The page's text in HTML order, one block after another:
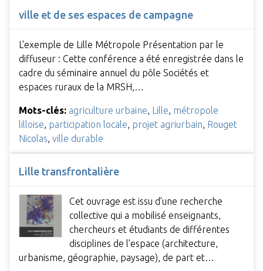
ville et de ses espaces de campagne
L'exemple de Lille Métropole Présentation par le
diffuseur : Cette conférence a été enregistrée dans le
cadre du séminaire annuel du pôle Sociétés et
espaces ruraux de la MRSH,…
Mots-clés: agriculture urbaine, Lille, métropole
lilloise, participation locale, projet agriurbain, Rouget
Nicolas, ville durable
Lille transfrontalière
Cet ouvrage est issu d’une recherche
collective qui a mobilisé enseignants,
chercheurs et étudiants de différentes
disciplines de l’espace (architecture,
urbanisme, géographie, paysage), de part et…